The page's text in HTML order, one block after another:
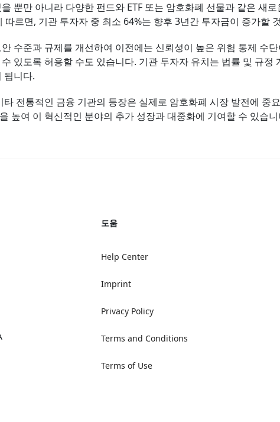
뿐만 아니라 다양한 펀드와 ETF 또는 암호화폐 선물과 같은 새
따르면, 기관 투자자 중 최소 64%는 향후 3년간 투자금이 증가할
수준과 규제를 개선하여 이전에는 신뢰성이 높은 위험 통제 수
있도록 허용할 수도 있습니다. 기관 투자자 유치는 법률 및 규
됩니다.
전통적인 금융 기관의 등장은 실제로 암호화폐 시장 발전에 중
높여 이 혁신적인 분야의 추가 성장과 대중화에 기여할 수 있습니
도움
Help Center
Imprint
Privacy Policy
Terms and Conditions
Terms of Use